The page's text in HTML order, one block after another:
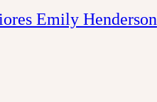
Emily Henderson